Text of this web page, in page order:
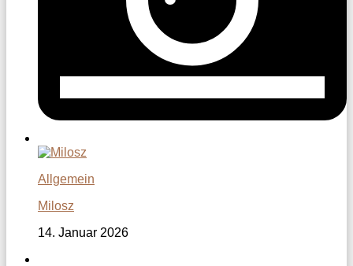
Allgemein
Milosz
14. Januar 2026